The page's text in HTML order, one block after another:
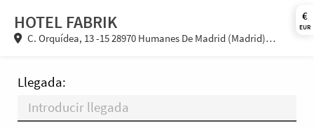
€
EUR
HOTEL FABRIK
C. Orquídea, 13 -15 28970 Humanes De Madrid (Madrid)
Llegada: